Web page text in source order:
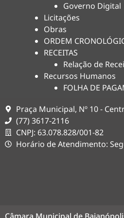
Governo Digital
Licitações
Obras
ORDEM
RECEITAS
Relação de
Recursos Humanos
FOLHA DE
Praça Municipal, Nº 10 -
(77) 3617-2116
CNPJ: 63.078.828/001-82
Horário de Atendimento:
Câmara Municipal de